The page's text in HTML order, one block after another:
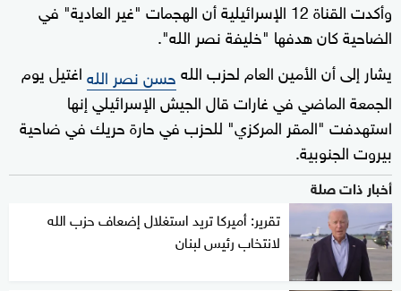
وأكدت القناة 12 الإسرائيلية أن الهجمات "غير العادية" في
الضاحية كان هدفها "خليفة نصر الله".
يشار إلى أن الأمين العام لحزب اللهحسن نصر اللهاغتيل يوم
الجمعة الماضي في غارات قال الجيش الإسرائيلي إنها
استهدفت "المقر المركزي" للحزب في حارة حريك في ضاحية
بيروت الجنوبية.
أخبار ذات صلة
تقرير: أميركا تريد استغلال إضعاف حزب الله
لانتخاب رئيس لبنان